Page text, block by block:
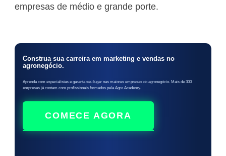
empresas de médio e grande porte.
Construa sua carreira em marketing e vendas no
agronegócio.
Aprenda com especialistas e garanta seu lugar nas maiores empresas do agronegócio. Mais de 300
empresas já contam com profissionais formados pela Agro Academy.
COMECE AGORA